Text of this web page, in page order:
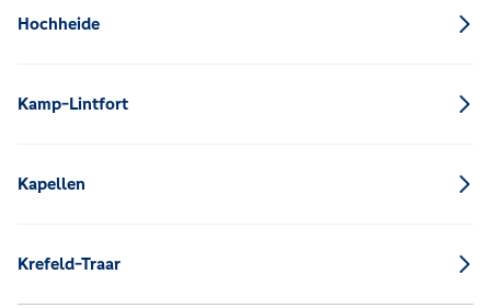
Hochheide
Kamp-Lintfort
Kapellen
Krefeld-Traar